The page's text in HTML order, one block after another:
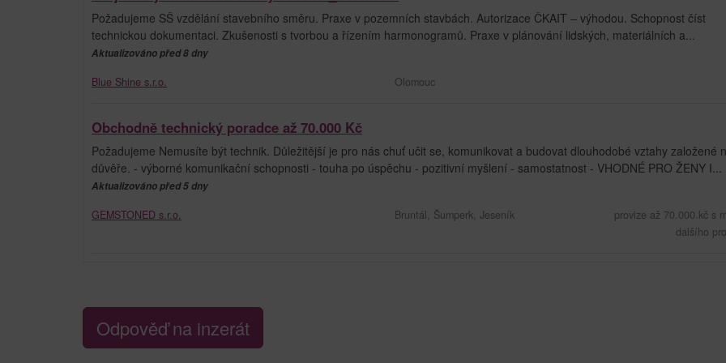
Požadujeme SŠ vzdělání stavebního směru. Praxe v pozemních stavbách. Autorizace ČKAIT – výhodou. Schopnost číst
technickou dokumentaci. Zkušenosti s tvorbou a řízením harmonogramů. Praxe v plánování lidských, materiálních a...
Aktualizováno před 8 dny
Blue Shine s.r.o. Olomouc
Obchodně technický poradce až 70.000 Kč
Požadujeme Nemusíte být technik. Důležitější je pro nás chuť učit se, komunikovat a budovat dlouhodobé vztahy založené
důvěře. - výborné komunikační schopnosti - touha po úspěchu - pozitivní myšlení - samostatnost - VHODNÉ PRO ŽENY I...
Aktualizováno před 5 dny
GEMSTONED s.r.o. Bruntál, Šumperk, Jeseník
provize až 70.000.kč s
dalšího
Odpověď na inzerát